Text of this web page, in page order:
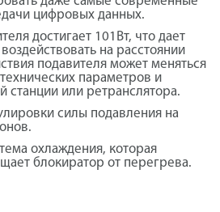
цифровых данных.
достигает 101Вт, что дает
на расстоянии
подавителя может меняться
параметров и
станции или ретранслятора.
силы подавления на
охлаждения, которая
блокиратор от перегрева.